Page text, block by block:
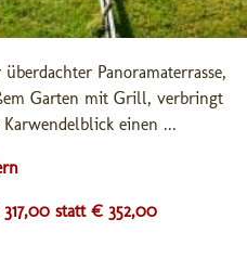
Panoramaterrasse,
Garten mit Grill, verbringt
einen ...
statt € 352,00